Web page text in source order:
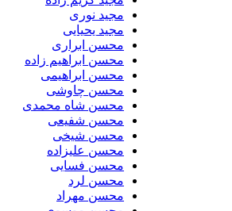
مجید نوری
مجید یحیایی
محسن ابراری
محسن ابراهیم زاده
محسن ابراهیمی
محسن چاوشی
محسن شاه محمدی
محسن شفیعی
محسن شیخی
محسن علیزاده
محسن فسایی
محسن لرد
محسن مهراد